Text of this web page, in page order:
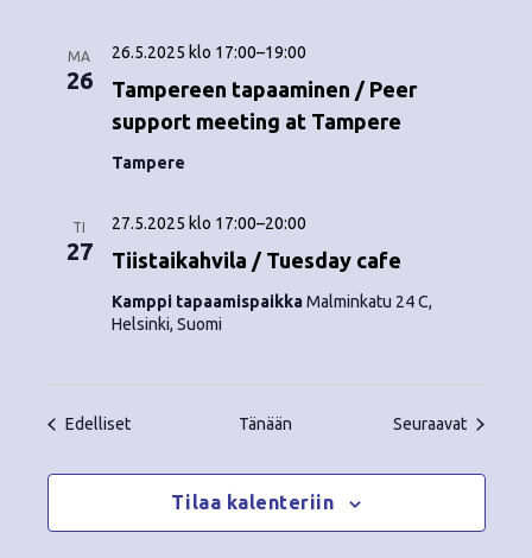
MA
26
Tampereen tapaaminen / Peer
support meeting at Tampere
26.5.2025 klo 17:00–19:00
Tampere
TI
27 Tiistaikahvila / Tuesday cafe
27.5.2025 klo 17:00–20:00
Kamppi tapaamispaikkaMalminkatu 24 C,
Helsinki, Suomi
EdellisetTapahtumat Tänään Seuraavat
Tilaa kalenteriin